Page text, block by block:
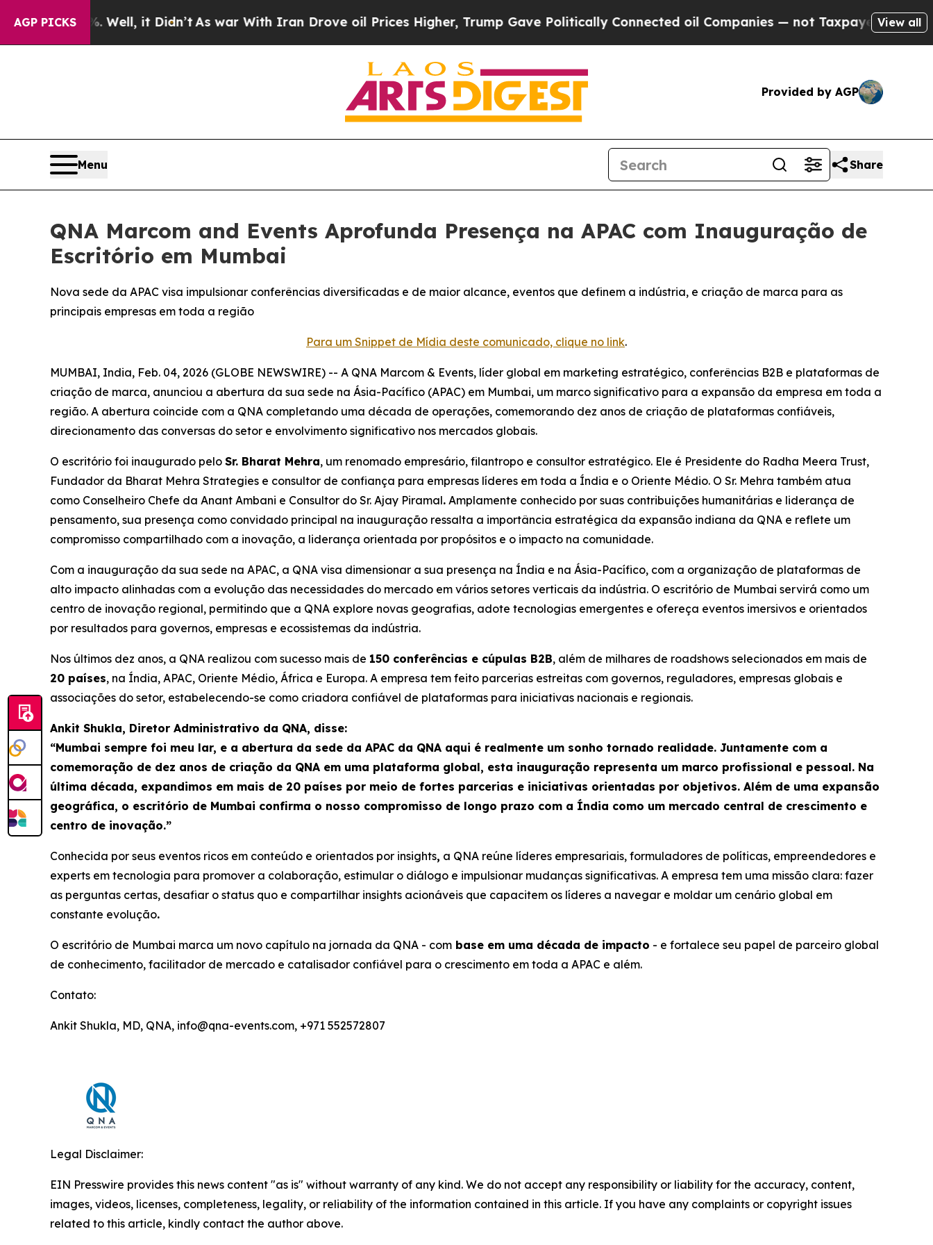
AGP PICKS
40%. Well, it Didn’t As war With Iran Drove oil Prices Higher, Trump Gave Politically Connected oil Companies — not Taxpayers — the View all
Provided by AGP
Menu Share
QNA Marcom and Events Aprofunda Presença na APAC com Inauguração de
Escritório em Mumbai
Nova sede da APAC visa impulsionar conferências diversificadas e de maior alcance, eventos que definem a indústria, e criação de marca para as
principais empresas em toda a região
Para um Snippet de Mídia deste comunicado, clique no link.
MUMBAI, India, Feb. 04, 2026 (GLOBE NEWSWIRE) -- A QNA Marcom & Events, líder global em marketing estratégico, conferências B2B e plataformas de
criação de marca, anunciou a abertura da sua sede na Ásia-Pacífico (APAC) em Mumbai, um marco significativo para a expansão da empresa em toda a
região. A abertura coincide com a QNA completando uma década de operações, comemorando dez anos de criação de plataformas confiáveis,
direcionamento das conversas do setor e envolvimento significativo nos mercados globais.
O escritório foi inaugurado pelo Sr. Bharat Mehra, um renomado empresário, filantropo e consultor estratégico. Ele é Presidente do Radha Meera Trust,
Fundador da Bharat Mehra Strategies e consultor de confiança para empresas líderes em toda a Índia e o Oriente Médio. O Sr. Mehra também atua
como Conselheiro Chefe da Anant Ambani e Consultor do Sr. Ajay Piramal. Amplamente conhecido por suas contribuições humanitárias e liderança de
pensamento, sua presença como convidado principal na inauguração ressalta a importância estratégica da expansão indiana da QNA e reflete um
compromisso compartilhado com a inovação, a liderança orientada por propósitos e o impacto na comunidade.
Com a inauguração da sua sede na APAC, a QNA visa dimensionar a sua presença na Índia e na Ásia-Pacífico, com a organização de plataformas de
alto impacto alinhadas com a evolução das necessidades do mercado em vários setores verticais da indústria. O escritório de Mumbai servirá como um
centro de inovação regional, permitindo que a QNA explore novas geografias, adote tecnologias emergentes e ofereça eventos imersivos e orientados
por resultados para governos, empresas e ecossistemas da indústria.
Nos últimos dez anos, a QNA realizou com sucesso mais de 150 conferências e cúpulas B2B, além de milhares de roadshows selecionados em mais de
20 países, na Índia, APAC, Oriente Médio, África e Europa. A empresa tem feito parcerias estreitas com governos, reguladores, empresas globais e
associações do setor, estabelecendo-se como criadora confiável de plataformas para iniciativas nacionais e regionais.
Ankit Shukla, Diretor Administrativo da QNA, disse:
“Mumbai sempre foi meu lar, e a abertura da sede da APAC da QNA aqui é realmente um sonho tornado realidade. Juntamente com a
comemoração de dez anos de criação da QNA em uma plataforma global, esta inauguração representa um marco profissional e pessoal. Na
última década, expandimos em mais de 20 países por meio de fortes parcerias e iniciativas orientadas por objetivos. Além de uma expansão
geográfica, o escritório de Mumbai confirma o nosso compromisso de longo prazo com a Índia como um mercado central de crescimento e
centro de inovação.”
Conhecida por seus eventos ricos em conteúdo e orientados por insights, a QNA reúne líderes empresariais, formuladores de políticas, empreendedores e
experts em tecnologia para promover a colaboração, estimular o diálogo e impulsionar mudanças significativas. A empresa tem uma missão clara: fazer
as perguntas certas, desafiar o status quo e compartilhar insights acionáveis que capacitem os líderes a navegar e moldar um cenário global em
constante evolução.
O escritório de Mumbai marca um novo capítulo na jornada da QNA - com base em uma década de impacto - e fortalece seu papel de parceiro global
de conhecimento, facilitador de mercado e catalisador confiável para o crescimento em toda a APAC e além.
Contato:
Ankit Shukla, MD, QNA, info@qna-events.com, +971 552572807
Legal Disclaimer:
EIN Presswire provides this news content "as is" without warranty of any kind. We do not accept any responsibility or liability for the accuracy, content,
images, videos, licenses, completeness, legality, or reliability of the information contained in this article. If you have any complaints or copyright issues
related to this article, kindly contact the author above.